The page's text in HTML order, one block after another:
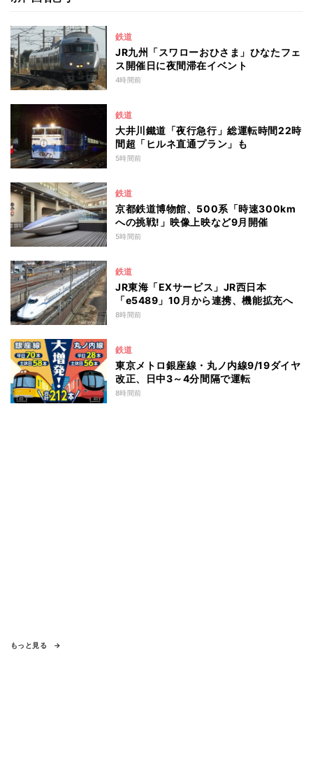
鉄道
JR九州「スワローおひさま」ひなたフェ
ス開催日に夜間滞在イベント
4時間前
鉄道
大井川鐵道「夜行急行」総運転時間22時
間超「ヒルネ直通プラン」も
5時間前
鉄道
京都鉄道博物館、500系「時速300km
への挑戦!」映像上映など9月開催
5時間前
鉄道
JR東海「EXサービス」JR西日本
「e5489」10月から連携、機能拡充へ
8時間前
鉄道
東京メトロ銀座線・丸ノ内線9/19ダイヤ
改正、日中3～4分間隔で運転
8時間前
もっと見る